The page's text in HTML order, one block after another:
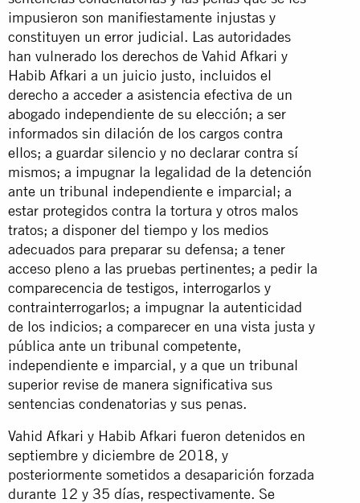
impusieron son manifiestamente injustas y
constituyen un error judicial. Las autoridades
han vulnerado los derechos de Vahid Afkari y
Habib Afkari a un juicio justo, incluidos el
derecho a acceder a asistencia efectiva de un
abogado independiente de su elección; a ser
informados sin dilación de los cargos contra
ellos; a guardar silencio y no declarar contra sí
mismos; a impugnar la legalidad de la detención
ante un tribunal independiente e imparcial; a
estar protegidos contra la tortura y otros malos
tratos; a disponer del tiempo y los medios
adecuados para preparar su defensa; a tener
acceso pleno a las pruebas pertinentes; a pedir la
comparecencia de testigos, interrogarlos y
contrainterrogarlos; a impugnar la autenticidad
de los indicios; a comparecer en una vista justa y
pública ante un tribunal competente,
independiente e imparcial, y a que un tribunal
superior revise de manera significativa sus
sentencias condenatorias y sus penas.
Vahid Afkari y Habib Afkari fueron detenidos en
septiembre y diciembre de 2018, y
posteriormente sometidos a desaparición forzada
durante 12 y 35 días, respectivamente. Se